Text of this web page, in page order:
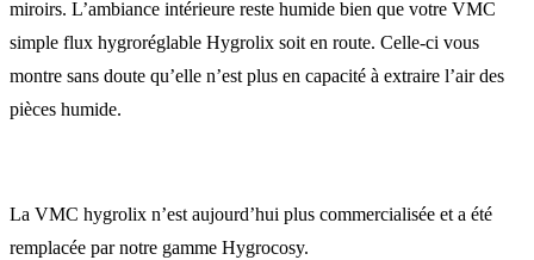
miroirs. L’ambiance intérieure reste humide bien que votre VMC
simple flux hygroréglable Hygrolix soit en route. Celle-ci vous
montre sans doute qu’elle n’est plus en capacité à extraire l’air des
pièces humide.
La VMC hygrolix n’est aujourd’hui plus commercialisée et a été
remplacée par notre gamme Hygrocosy.